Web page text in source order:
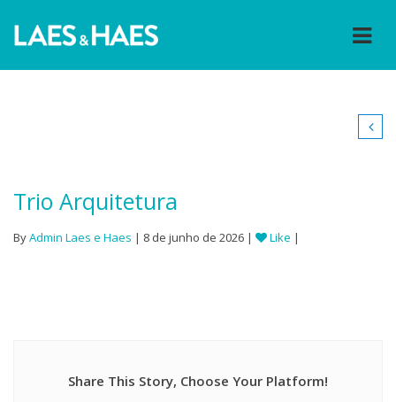
Trio Arquitetura
ByAdmin Laes e Haes | 8 de junho de 2026 | Like |
Share This Story, Choose Your Platform!